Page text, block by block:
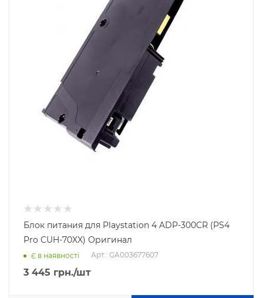
Блок питания для Playstation 4 ADP-300CR (PS4
Pro CUH-70XX) Оригинал
Є в наявності Арт.: GA003677607
3 445 грн./шт